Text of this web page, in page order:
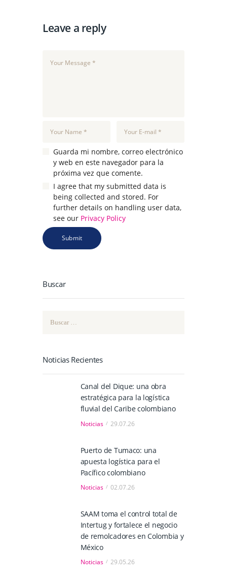
Leave a reply
Guarda mi nombre, correo electrónico
y web en este navegador para la
próxima vez que comente.
I agree that my submitted data is
being collected and stored. For
further details on handling user data,
see our Privacy Policy
Buscar
Noticias Recientes
Canal del Dique: una obra
estratégica para la logística
fluvial del Caribe colombiano
Noticias 29.07.26
Puerto de Tumaco: una
apuesta logística para el
Pacífico colombiano
Noticias 02.07.26
SAAM toma el control total de
Intertug y fortalece el negocio
de remolcadores en Colombia y
México
Noticias 29.05.26